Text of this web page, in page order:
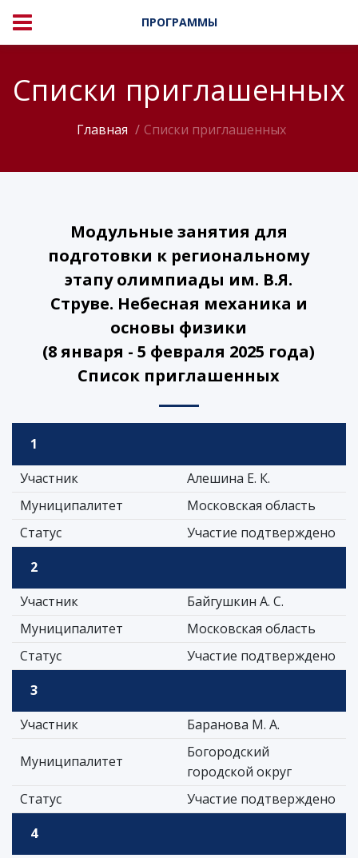
ПРОГРАММЫ
Списки приглашенных
Главная Списки приглашенных
Модульные занятия для
подготовки к региональному
этапу олимпиады им. В.Я.
Струве. Небесная механика и
основы физики
(8 января - 5 февраля 2025 года)
Список приглашенных
1
Участник
Алешина Е. К.
Муниципалитет
Московская область
Статус
Участие подтверждено
2
Участник
Байгушкин А. С.
Муниципалитет
Московская область
Статус
Участие подтверждено
3
Участник
Баранова М. А.
Муниципалитет
Богородский
городской округ
Статус
Участие подтверждено
4